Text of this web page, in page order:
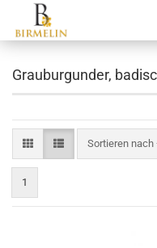
Grauburgunder,
Sortieren nach
1